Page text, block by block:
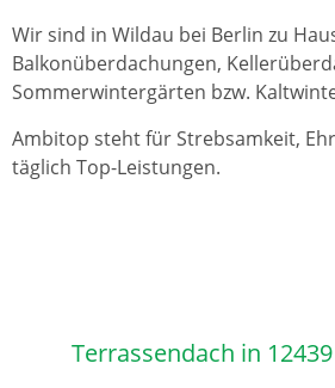
Wir sind in Wildau bei Berlin zu
Balkonüberdachungen,
Sommerwintergärten bzw.
Ambitop steht für Strebsamkeit,
täglich Top-Leistungen.
Terrassendach in